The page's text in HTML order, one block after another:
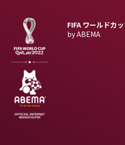
FIFA ワールドカ
by ABEMA